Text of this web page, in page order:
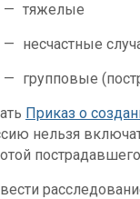
тяжелые
несчастные
групповые
Приказ о
нельзя